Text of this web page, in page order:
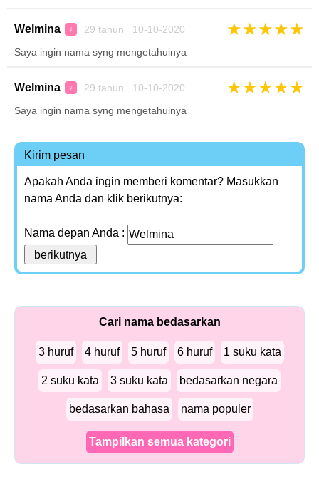
Welmina ♀ 29 tahun 10-10-2020 ★★★★★
Saya ingin nama syng mengetahuinya
Welmina ♀ 29 tahun 10-10-2020 ★★★★★
Saya ingin nama syng mengetahuinya
Kirim pesan
Apakah Anda ingin memberi komentar? Masukkan
nama Anda dan klik berikutnya:
Nama depan Anda :
Cari nama bedasarkan
3 huruf 4 huruf 5 huruf 6 huruf 1 suku kata
2 suku kata 3 suku kata bedasarkan negara
bedasarkan bahasa nama populer
Tampilkan semua kategori